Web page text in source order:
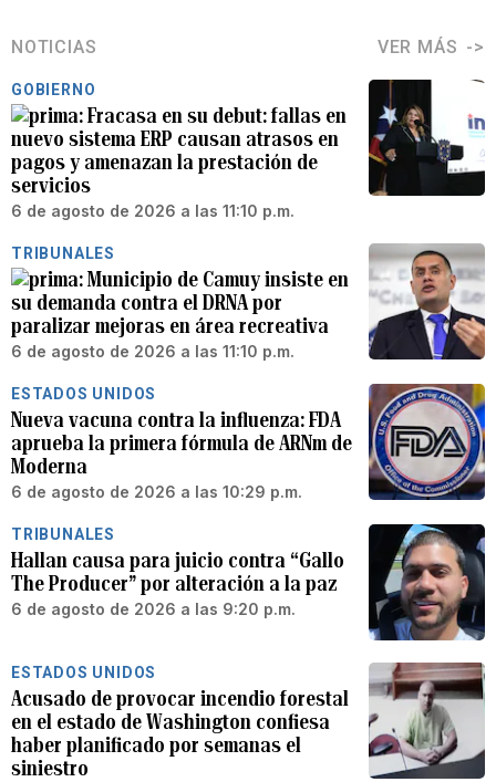
NOTICIAS VER MÁS
GOBIERNO
Fracasa en su debut: fallas en
nuevo sistema ERP causan atrasos en
pagos y amenazan la prestación de
servicios
6 de agosto de 2026 a las 11:10 p.m.
TRIBUNALES
Municipio de Camuy insiste en
su demanda contra el DRNA por
paralizar mejoras en área recreativa
6 de agosto de 2026 a las 11:10 p.m.
ESTADOS UNIDOS
Nueva vacuna contra la influenza: FDA
aprueba la primera fórmula de ARNm de
Moderna
6 de agosto de 2026 a las 10:29 p.m.
TRIBUNALES
Hallan causa para juicio contra “Gallo
The Producer” por alteración a la paz
6 de agosto de 2026 a las 9:20 p.m.
ESTADOS UNIDOS
Acusado de provocar incendio forestal
en el estado de Washington confiesa
haber planificado por semanas el
siniestro